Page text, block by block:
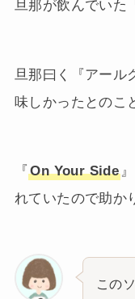
旦那が飲んでいた
旦那曰く『アール
味しかったとのこ
『On Your Side
れていたので助か
この